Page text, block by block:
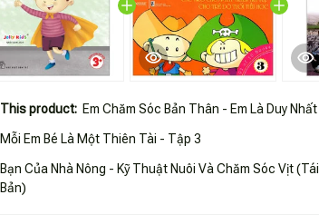
This product: Em Chăm Sóc Bản Thân - Em Là Duy Nhất
Mỗi Em Bé Là Một Thiên Tài - Tập 3
Bạn Của Nhà Nông - Kỹ Thuật Nuôi Và Chăm Sóc Vịt (Tái
Bản)